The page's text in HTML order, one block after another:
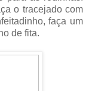
o tracejado com
faça um
de fita.